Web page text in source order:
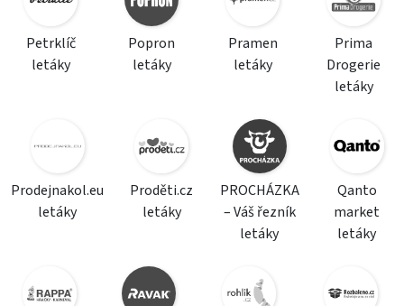
Petrklíč
letáky
Popron
letáky
Pramen
letáky
Prima
Drogerie
letáky
Prodejnakol.eu
letáky
Proděti.cz
letáky
PROCHÁZKA
– Váš řezník
letáky
Qanto
market
letáky